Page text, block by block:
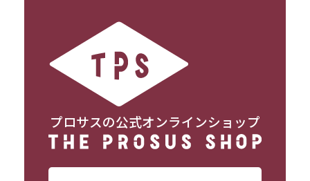
プロサスの公式オンラインショップ